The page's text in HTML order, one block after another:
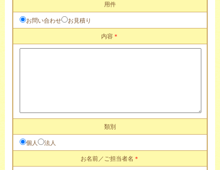
用件
お問い合わせ お見積り
内容 ＊
類別
個人 法人
お名前／ご担当者名 ＊